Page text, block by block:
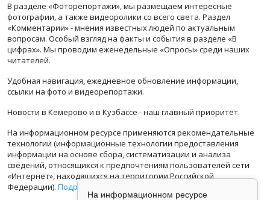
В разделе «Фоторепортажи», мы размещаем интересные
фотографии, а также видеоролики со всего света. Раздел
«Комментарии» - мнения известных людей по актуальным
вопросам. Особый взгляд на факты и события в разделе «В
цифрах». Мы проводим еженедельные «Опросы» среди наших
читателей.
Удобная навигация, ежедневное обновление информации,
ссылки на фото и видеорепортажи.
Новости в Кемерово и в Кузбассе - наш главный приоритет.
На информационном ресурсе применяются рекомендательные
технологии (информационные технологии предоставления
информации на основе сбора, систематизации и анализа
сведений, относящихся к предпочтениям пользователей сети
«Интернет», находящихся на территории Российской
Федерации). Подробная информация
На информационном ресурсе